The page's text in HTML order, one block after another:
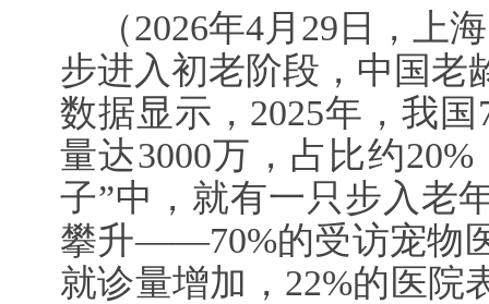
（2026年4月29日，上
步进入初老阶段，中国老
数据显示，2025年，我
量达3000万，占比约
子”中，就有一只步入老
攀升——70%的受访宠物
就诊量增加，22%的医院